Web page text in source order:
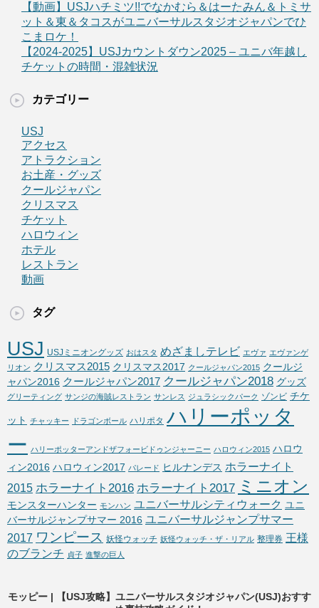
【動画】USJハチミツ!!でなかむら＆はーたみん＆トミサ
ット＆東＆タコスがユニバーサルスタジオジャパンでひ
こまロケ！
【2024-2025】USJカウントダウン2025 – ユニバ年越し
チケットの時間・混雑状況
カテゴリー
USJ
アクセス
アトラクション
お土産・グッズ
クールジャパン
クリスマス
チケット
ハロウィン
ホテル
レストラン
動画
タグ
USJ USJミニオングッズ おはスタ めざましテレビ エヴァ エヴァンゲ
リオン クリスマス2015 クリスマス2017 クールジャパン2015 クールジ
ャパン2016 クールジャパン2017 クールジャパン2018 グッズ
グリーティング サンジの海賊レストラン サンレス ジュラシックパーク ゾンビ チケ
ット チャッキー ドラゴンボール ハリポタ ハリーポッタ
ー ハリーポッターアンドザフォービドゥンジャーニー ハロウィン2015 ハロウ
ィン2016 ハロウィン2017 パレード ヒルナンデス ホラーナイト
2015 ホラーナイト2016 ホラーナイト2017 ミニオン
モンスターハンター モンハン ユニバーサルシティウォーク ユニ
バーサルジャンプサマー 2016 ユニバーサルジャンプサマー
2017 ワンピース 妖怪ウォッチ 妖怪ウォッチ・ザ・リアル 整理券 王様
のブランチ 貞子 進撃の巨人
モッピー | 【USJ攻略】ユニバーサルスタジオジャパン(USJ)おすす